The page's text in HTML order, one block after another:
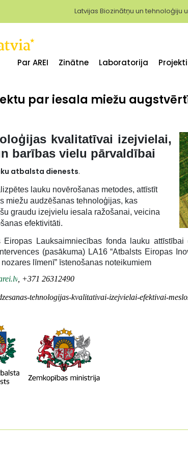
Latvijas Biozinātņu un tehnoloģiju
Par AREI Zinātne Laboratorija Projekti
par iesala miežu
kvalitatīvai izejvielai,
barības vielu pārvaldībai
atbalsta dienests.
lauku novērošanas metodes, attīstīt
miežu audzēšanas tehnoloģijas, kas
graudu izejvielu iesala ražošanai, veicina
efektivitāti.
Lauksaimniecības fonda lauku
(pasākuma) LA16 “Atbalsts Eiropas
līmenī” īstenošanas noteikumiem
, +371 26312490
tehnologijas-kvalitativai-izejvielai-efektivai-